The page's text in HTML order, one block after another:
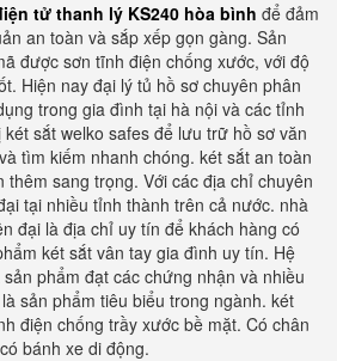
tử thanh lý KS240 hòa bình để đảm
an toàn và sắp xếp gọn gàng. Sản
được sơn tĩnh điện chống xước, với độ
Hiện nay đại lý tủ hồ sơ chuyên phân
trong gia đình tại hà nội và các tỉnh
sắt welko safes để lưu trữ hồ sơ văn
tìm kiếm nhanh chóng. két sắt an toàn
thêm sang trọng. Với các địa chỉ chuyên
tại nhiều tỉnh thành trên cả nước. nhà
đại là địa chỉ uy tín để khách hàng có
két sắt vân tay gia đình uy tín. Hệ
phẩm đạt các chứng nhận và nhiều
sản phẩm tiêu biểu trong ngành. két
điện chống trầy xước bề mặt. Có chân
bánh xe di động.